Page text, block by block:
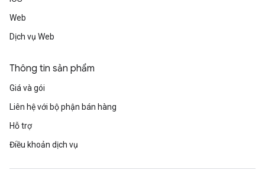
Web
Dịch vụ Web
Thông tin sản phẩm
Giá và gói
Liên hệ với bộ phận bán hàng
Hỗ trợ
Điều khoản dịch vụ